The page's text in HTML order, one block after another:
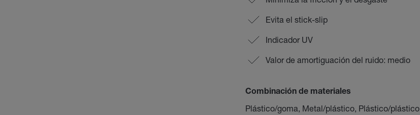
Evita el stick-slip
Indicador UV
Valor de amortiguación del ruido: medio
Combinación de materiales
Plástico/goma, Metal/plástico, Plástico/plástico